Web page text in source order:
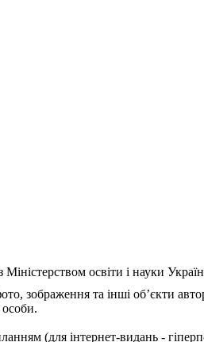
Міністерством освіти і науки
зображення та інші об’єкти
особи.
(для інтернет-видань -